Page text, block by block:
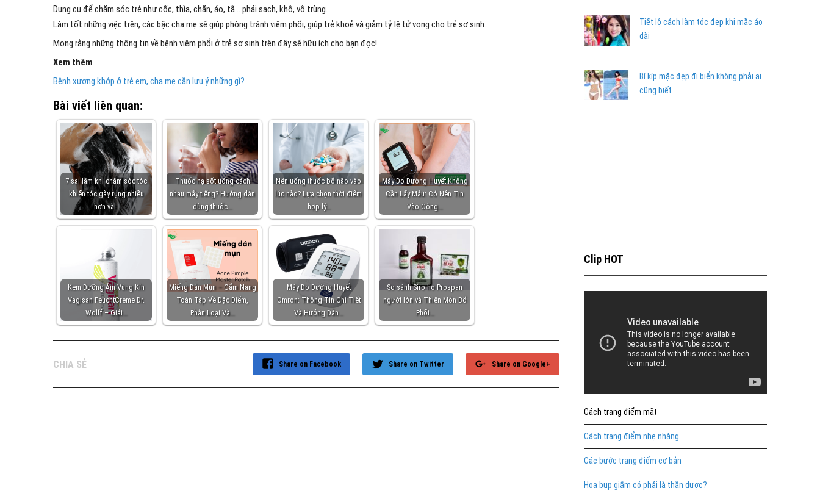
Dụng cụ để chăm sóc trẻ như cốc, thìa, chăn, áo, tã… phải sạch, khô, vô trùng.
Làm tốt những việc trên, các bậc cha mẹ sẽ giúp phòng tránh viêm phổi, giúp trẻ khoẻ và giảm tỷ lệ tử vong cho trẻ sơ sinh.
Mong rằng những thông tin về bệnh viêm phổi ở trẻ sơ sinh trên đây sẽ hữu ích cho bạn đọc!
Xem thêm
Bệnh xương khớp ở trẻ em, cha mẹ cần lưu ý những gì?
Bài viết liên quan:
7 sai lầm khi chăm sóc tóc
khiến tóc gãy rụng nhiều
hơn và…
Thuốc hạ sốt uống cách
nhau mấy tiếng? Hướng dẫn
dùng thuốc…
Nên uống thuốc bổ não vào
lúc nào? Lựa chọn thời điểm
hợp lý…
Máy Đo Đường Huyết Không
Cần Lấy Máu: Có Nên Tin
Vào Công…
Kem Dưỡng Ẩm Vùng Kín
Vagisan FeuchtCreme Dr.
Wolff – Giải…
Miếng Dán Mụn – Cẩm Nang
Toàn Tập Về Đặc Điểm,
Phân Loại Và…
Máy Đo Đường Huyết
Omron: Thông Tin Chi Tiết
Và Hướng Dẫn…
So sánh Siro ho Prospan
người lớn và Thiên Môn Bổ
Phổi…
CHIA SẺ Share on Google+
Share on Twitter
Share on Facebook
Tiết lộ cách làm tóc đẹp khi mặc áo
dài
Bí kíp mặc đẹp đi biển không phải ai
cũng biết
Clip HOT
Cách trang điểm mắt
Cách trang điểm nhẹ nhàng
Các bước trang điểm cơ bản
Hoa bụp giấm có phải là thần dược?